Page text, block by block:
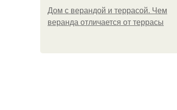
Дом с верандой и террасой. Чем
веранда отличается от террасы